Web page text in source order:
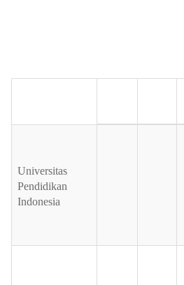
Universitas
Pendidikan
Indonesia